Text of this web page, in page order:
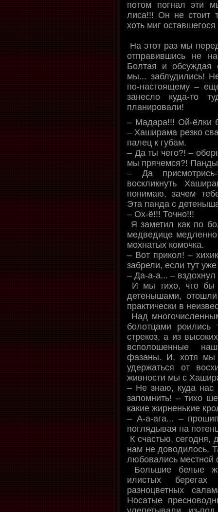
потом погнал эти
лиса!!! Он не стоит
хоть миг
На этот раз мы
отправившись не
Болтая и обсуждая
мы... заблудились!
по-настоящему –
занесло куда-то
планировали!
– Мадара!!! Ой-ёлки
– Хаширама резко
палец к губам.
– Да ты чего?! –
мы прячемся?!
– Да
воскликнуть
понимаю, зачем
Эта панда с
– Ох-ё!!! Точно!!!
Я заметил как по
медведице
мохнатых комочка.
– Вот прикол! –
забрели, если тут
– Да-а-а... –
И мы тихо, что бы
детенышами,
практически в
Над
болотцами роились
стрекоз, а из
всполошенные
фазаны. И, хотя мы
удержаться от
живности мы с
– Не знаю, куда нас
запомнить! – тихо
какие жирненькие
– А-а-ага... –
поглядывая на
К счастью, сегодня,
нам не доводилось.
любовались местной
Большие белые
илистых
разноцветных
Носатые